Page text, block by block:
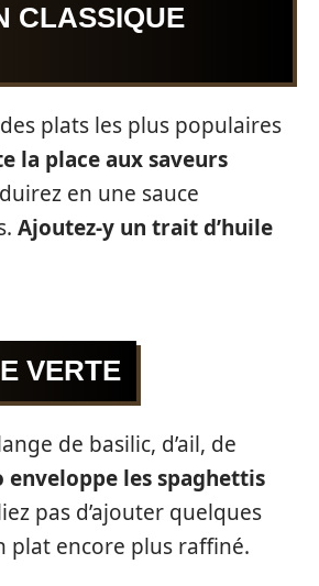
CLASSIQUE
plats les plus populaires
la place aux saveurs
en une sauce
Ajoutez-y un trait d’huile
VERTE
de basilic, d’ail, de
enveloppe les spaghettis
pas d’ajouter quelques
plat encore plus raffiné.